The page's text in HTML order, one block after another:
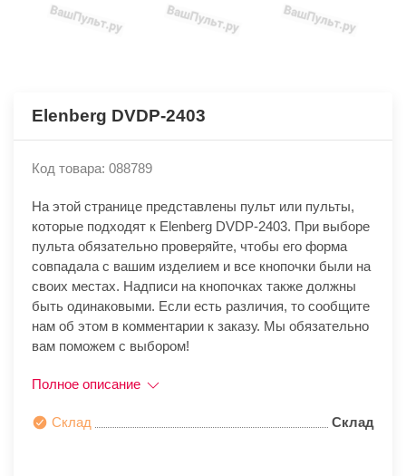
Elenberg DVDP-2403
Код товара: 088789
На этой странице представлены пульт или пульты,
которые подходят к Elenberg DVDP-2403. При выборе
пульта обязательно проверяйте, чтобы его форма
совпадала с вашим изделием и все кнопочки были на
своих местах. Надписи на кнопочках также должны
быть одинаковыми. Если есть различия, то сообщите
нам об этом в комментарии к заказу. Мы обязательно
вам поможем с выбором!
Полное описание
Склад Склад